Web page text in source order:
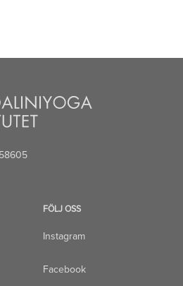
FÖLJ OSS
Instagram
Facebook